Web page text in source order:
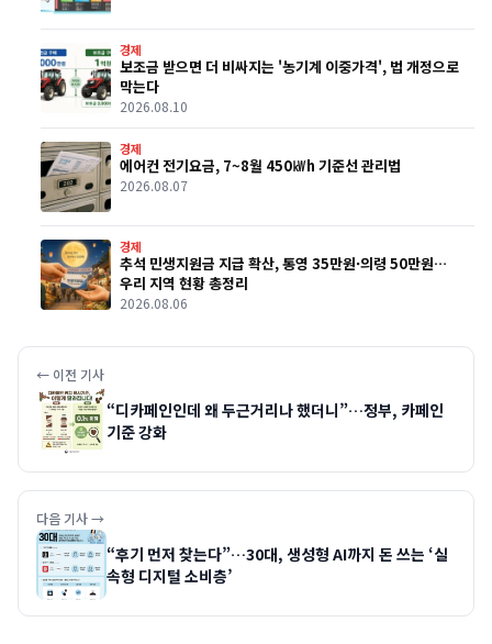
경제
보조금 받으면 더 비싸지는 '농기계 이중가격', 법 개정으로
막는다
2026.08.10
경제
에어컨 전기요금, 7~8월 450㎾h 기준선 관리법
2026.08.07
경제
추석 민생지원금 지급 확산, 통영 35만원·의령 50만원…
우리 지역 현황 총정리
2026.08.06
← 이전 기사
“디카페인인데 왜 두근거리나 했더니”…정부, 카페인
기준 강화
다음 기사 →
“후기 먼저 찾는다”…30대, 생성형 AI까지 돈 쓰는 ‘실
속형 디지털 소비층’